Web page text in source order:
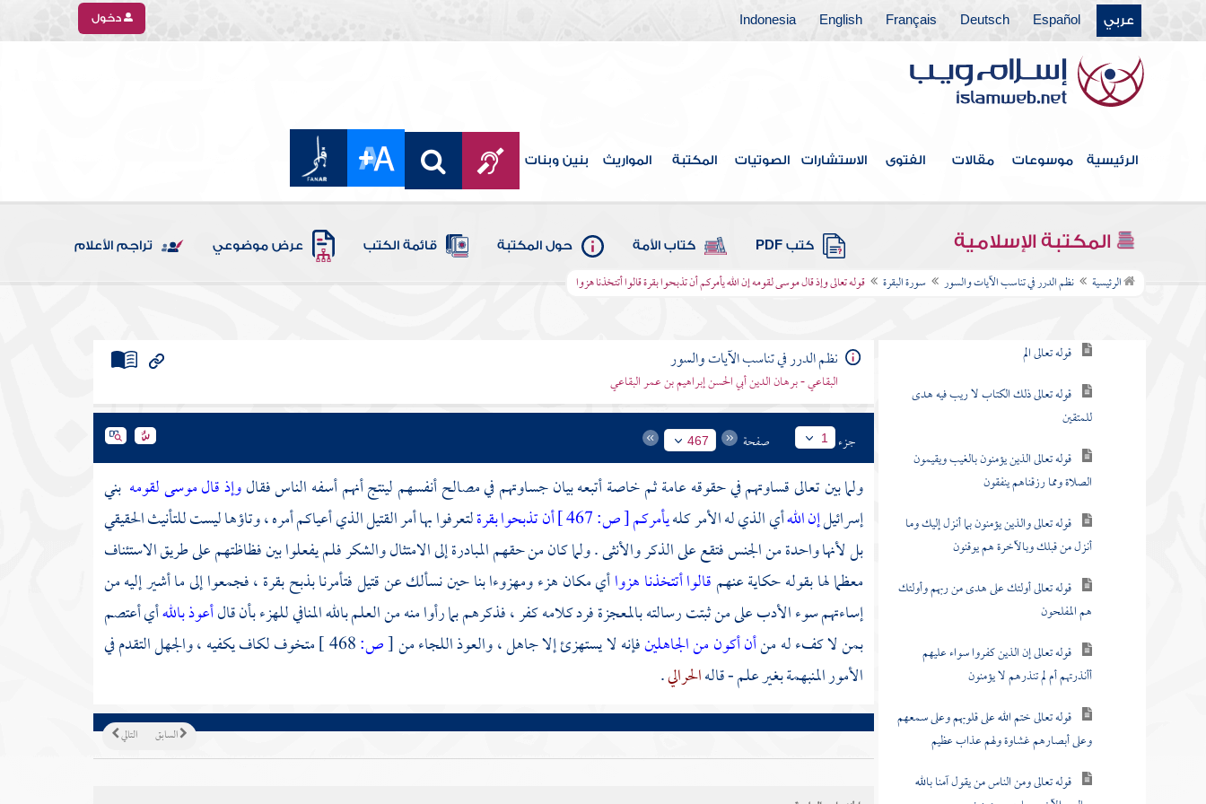
عربي Español
Deutsch
Français
English
Indonesia دخول
الرئيسية موسوعات مقالات الفتوى الاستشارات الصوتيات المكتبة المواريث بنين وبنات
المكتبة الإسلامية كتب PDF كتاب الأمة حول المكتبة قائمة الكتب عرض موضوعي تراجم الأعلام
الرئيسية نظم الدرر في تناسب الآيات والسور سورة البقرة قوله تعالى وإذ قال موسى لقومه إن الله يأمركم أن تذبحوا بقرة قالوا أتتخذنا هزوا
سورة الفاتحة
سورة البقرة
قوله تعالى الم
قوله تعالى ذلك الكتاب لا ريب فيه هدى
للمتقين
قوله تعالى الذين يؤمنون بالغيب ويقيمون
الصلاة ومما رزقناهم ينفقون
قوله تعالى والذين يؤمنون بما أنزل إليك وما
أنزل من قبلك وبالآخرة هم يوقنون
قوله تعالى أولئك على هدى من ربهم وأولئك
هم المفلحون
قوله تعالى إن الذين كفروا سواء عليهم
أأنذرتهم أم لم تنذرهم لا يؤمنون
قوله تعالى ختم الله على قلوبهم وعلى سمعهم
وعلى أبصارهم غشاوة ولهم عذاب عظيم
قوله تعالى ومن الناس من يقول آمنا بالله
نظم الدرر في تناسب الآيات والسور
البقاعي - برهان الدين أبي الحسن إبراهيم بن عمر البقاعي
جزء 1 صفحة 467
ولما بين تعالى قساوتهم في حقوقه عامة ثم خاصة أتبعه بيان جساوتهم في مصالح أنفسهم لينتج أنهم أسفه الناس فقالوإذ قال موسى لقومه بني
إسرائيلإن اللهأي الذي له الأمر كلهيأمركم[ص: أن تذبحوا بقرةلتعرفوا بها أمر القتيل الذي أعياكم أمره ، وتاؤها ليست للتأنيث الحقيقي
بل لأنها واحدة من الجنس فتقع على الذكر والأنثى . ولما كان من حقهم المبادرة إلى الامتثال والشكر فلم يفعلوا بين فظاظتهم على طريق الاستئناف
معظما لها بقوله حكاية عنهمقالوا أتتخذنا هزواأي مكان هزء ومهزوءا بنا حين نسألك عن قتيل فتأمرنا بذبح بقرة ، فجمعوا إلى ما أشير إليه من
إساءتهم سوء الأدب على من ثبتت رسالته بالمعجزة فرد كلامه كفر ، فذكرهم بما رأوا منه من العلم بالله المنافي للهزء بأن قالأعوذ باللهأي أعتصم
بمن لا كفء له منأن أكون من الجاهلينفإنه لا يستهزئ إلا جاهل ، والعوذ اللجاء من[ص:
متخوف لكاف يكفيه ، والجهل التقدم في
الأمور المنبهمة بغير علم - قالهالحرالي.
التالي السابق